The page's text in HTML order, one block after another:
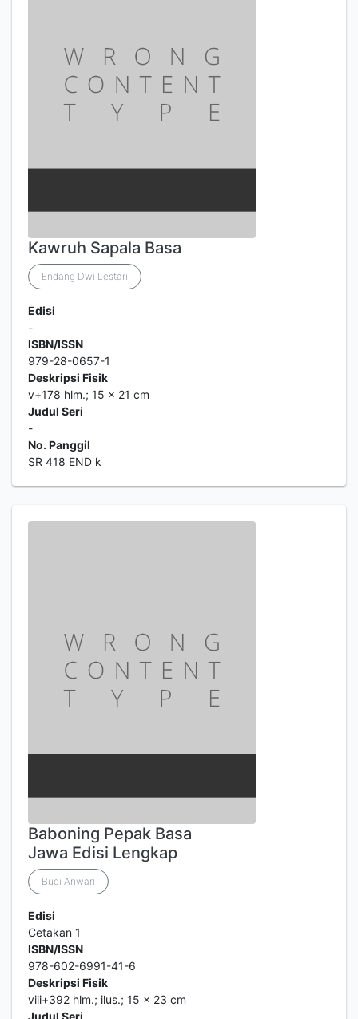
Kawruh Sapala Basa
Endang Dwi Lestari
Edisi
-
ISBN/ISSN
979-28-0657-1
Deskripsi Fisik
v+178 hlm.; 15 x 21 cm
Judul Seri
-
No. Panggil
SR 418 END k
Baboning Pepak Basa
Jawa Edisi Lengkap
Budi Anwari
Edisi
Cetakan 1
ISBN/ISSN
978-602-6991-41-6
Deskripsi Fisik
viii+392 hlm.; ilus.; 15 x 23 cm
Judul Seri